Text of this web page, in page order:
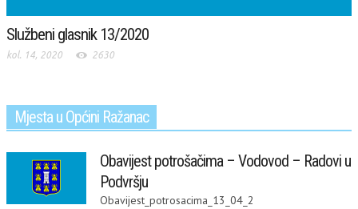
Službeni glasnik 13/2020
kol. 14, 2020 2630
Mjesta u Općini Ražanac
Obavijest potrošačima – Vodovod – Radovi u
Podvršju
Obavijest_potrosacima_13_04_2